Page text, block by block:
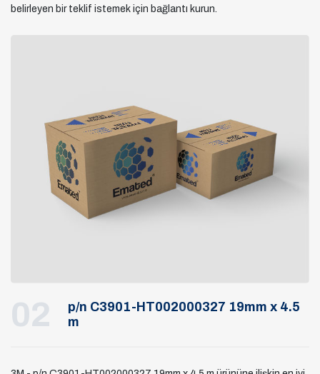
belirleyen bir teklif istemek için bağlantı kurun.
02
p/n C3901-HT002000327 19mm x 4.5
m